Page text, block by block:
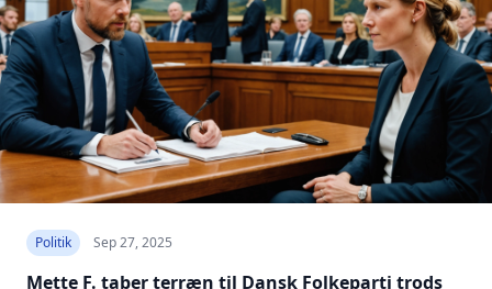
Politik Sep 27, 2025
Mette F. taber terræn til Dansk Folkeparti trods